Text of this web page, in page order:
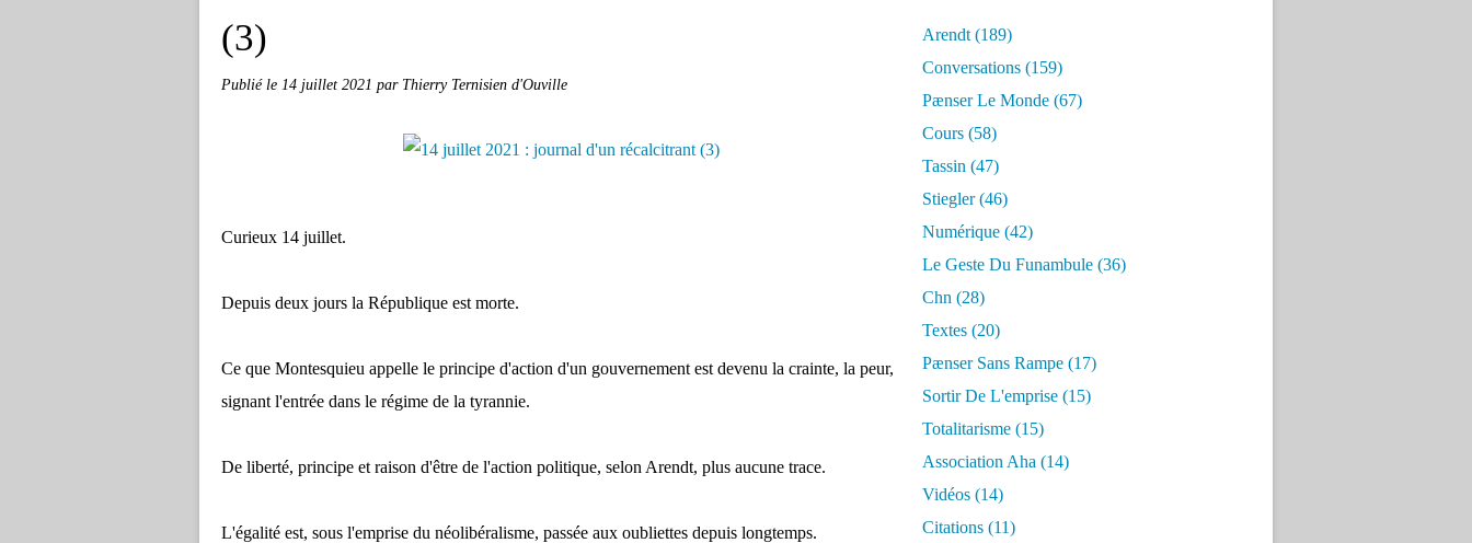
(3)
Publié le 14 juillet 2021 par Thierry Ternisien d'Ouville
Curieux 14 juillet.
Depuis deux jours la République est morte.
Ce que Montesquieu appelle le principe d'action d'un gouvernement est devenu la crainte, la peur,
signant l'entrée dans le régime de la tyrannie.
De liberté, principe et raison d'être de l'action politique, selon Arendt, plus aucune trace.
L'égalité est, sous l'emprise du néolibéralisme, passée aux oubliettes depuis longtemps.
Arendt (189)
Conversations (159)
Pænser Le Monde (67)
Cours (58)
Tassin (47)
Stiegler(46)
Numérique (42)
Le Geste Du Funambule (36)
Chn (28)
Textes (20)
Pænser Sans Rampe (17)
Sortir De L'emprise (15)
Totalitarisme (15)
Association Aha (14)
Vidéos (14)
Citations (11)